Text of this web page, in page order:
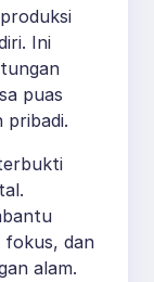
Ini
puas
pribadi.
fokus, dan
alam.